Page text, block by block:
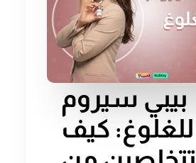
بيبي سيروم
للغلوغ: كيف